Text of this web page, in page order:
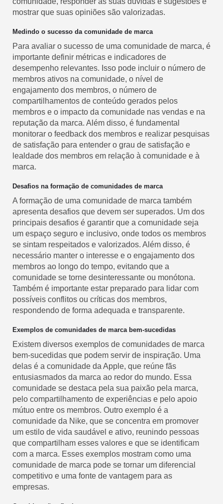
mostrar que suas opiniões são valorizadas.
Medindo o sucesso da comunidade de marca
Para avaliar o sucesso de uma comunidade de marca, é
importante definir métricas e indicadores de
desempenho relevantes. Isso pode incluir o número de
membros ativos na comunidade, o nível de
engajamento dos membros, o número de
compartilhamentos de conteúdo gerados pelos
membros e o impacto da comunidade nas vendas e na
reputação da marca. Além disso, é fundamental
monitorar o feedback dos membros e realizar pesquisas
de satisfação para entender o grau de satisfação e
lealdade dos membros em relação à comunidade e à
marca.
Desafios na formação de comunidades de marca
A formação de uma comunidade de marca também
apresenta desafios que devem ser superados. Um dos
principais desafios é garantir que a comunidade seja
um espaço seguro e inclusivo, onde todos os membros
se sintam respeitados e valorizados. Além disso, é
necessário manter o interesse e o engajamento dos
membros ao longo do tempo, evitando que a
comunidade se torne desinteressante ou monótona.
Também é importante estar preparado para lidar com
possíveis conflitos ou críticas dos membros,
respondendo de forma adequada e transparente.
Exemplos de comunidades de marca bem-sucedidas
Existem diversos exemplos de comunidades de marca
bem-sucedidas que podem servir de inspiração. Uma
delas é a comunidade da Apple, que reúne fãs
entusiasmados da marca ao redor do mundo. Essa
comunidade se destaca pela sua paixão pela marca,
pelo compartilhamento de experiências e pelo apoio
mútuo entre os membros. Outro exemplo é a
comunidade da Nike, que se concentra em promover
um estilo de vida saudável e ativo, reunindo pessoas
que compartilham esses valores e que se identificam
com a marca. Esses exemplos mostram como uma
comunidade de marca pode se tornar um diferencial
competitivo e uma fonte de vantagem para as
empresas.